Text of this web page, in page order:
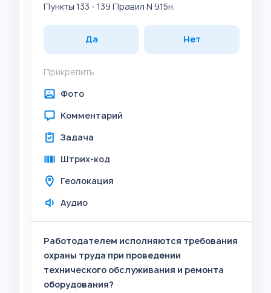
Пункты 133 - 139 Правил N 915н.
Да Нет
Прикрепить
Фото
Комментарий
Задача
Штрих-код
Геолокация
Аудио
Работодателем исполняются требования
охраны труда при проведении
технического обслуживания и ремонта
оборудования?